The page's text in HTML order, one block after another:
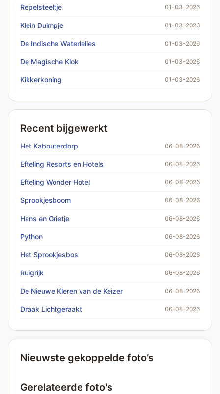
Repelsteeltje 01-03-2026
Klein Duimpje 01-03-2026
De Indische Waterlelies 01-03-2026
De Magische Klok 01-03-2026
Kikkerkoning 01-03-2026
Recent bijgewerkt
Het Kabouterdorp 06-08-2026
Efteling Resorts en Hotels 06-08-2026
Efteling Wonder Hotel 06-08-2026
Sprookjesboom 06-08-2026
Hans en Grietje 06-08-2026
Python 06-08-2026
Het Sprookjesbos 06-08-2026
Ruigrijk 06-08-2026
De Nieuwe Kleren van de Keizer 06-08-2026
Draak Lichtgeraakt 06-08-2026
Nieuwste gekoppelde foto’s
Gerelateerde foto's